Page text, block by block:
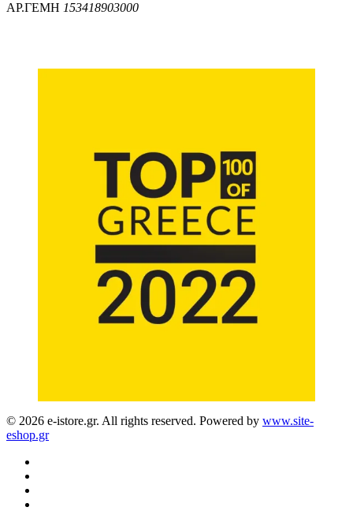
ΑΡ.ΓΕΜΗ 153418903000
© 2026 e-istore.gr. All rights reserved. Powered by www.site-
eshop.gr